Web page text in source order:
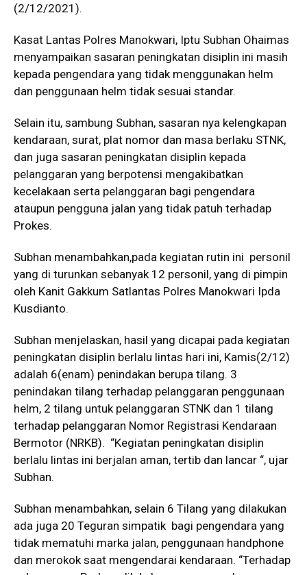
(2/12/2021).
Kasat Lantas Polres Manokwari, Iptu Subhan Ohaimas
menyampaikan sasaran peningkatan disiplin ini masih
kepada pengendara yang tidak menggunakan helm
dan penggunaan helm tidak sesuai standar.
Selain itu, sambung Subhan, sasaran nya kelengkapan
kendaraan, surat, plat nomor dan masa berlaku STNK,
dan juga sasaran peningkatan disiplin kepada
pelanggaran yang berpotensi mengakibatkan
kecelakaan serta pelanggaran bagi pengendara
ataupun pengguna jalan yang tidak patuh terhadap
Prokes.
Subhan menambahkan,pada kegiatan rutin ini personil
yang di turunkan sebanyak 12 personil, yang di pimpin
oleh Kanit Gakkum Satlantas Polres Manokwari Ipda
Kusdianto.
Subhan menjelaskan, hasil yang dicapai pada kegiatan
peningkatan disiplin berlalu lintas hari ini, Kamis(2/12)
adalah 6(enam) penindakan berupa tilang. 3
penindakan tilang terhadap pelanggaran penggunaan
helm, 2 tilang untuk pelanggaran STNK dan 1 tilang
terhadap pelanggaran Nomor Registrasi Kendaraan
Bermotor (NRKB). “Kegiatan peningkatan disiplin
berlalu lintas ini berjalan aman, tertib dan lancar “, ujar
Subhan.
Subhan menambahkan, selain 6 Tilang yang dilakukan
ada juga 20 Teguran simpatik bagi pengendara yang
tidak mematuhi marka jalan, penggunaan handphone
dan merokok saat mengendarai kendaraan. “Terhadap